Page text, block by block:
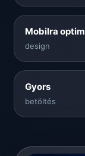
Mobilra
design
Gyors
betöltés